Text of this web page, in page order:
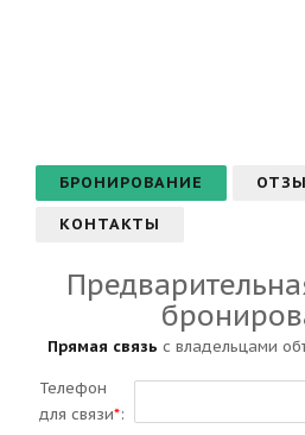
БРОНИРОВАНИЕ
КОНТАКТЫ
Прямая связь с владельцами
Телефон
для связи*: